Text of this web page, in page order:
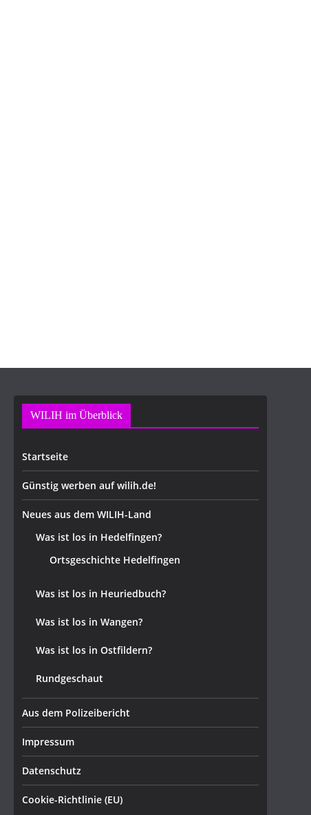
WILIH im Überblick
Startseite
Günstig werben auf wilih.de!
Neues aus dem WILIH-Land
Was ist los in Hedelfingen?
Ortsgeschichte Hedelfingen
Was ist los in Heuriedbuch?
Was ist los in Wangen?
Was ist los in Ostfildern?
Rundgeschaut
Aus dem Polizeibericht
Impressum
Datenschutz
Cookie-Richtlinie (EU)